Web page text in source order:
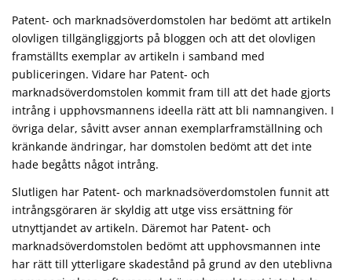
Patent- och marknadsöverdomstolen har bedömt att artikeln
olovligen tillgängliggjorts på bloggen och att det olovligen
framställts exemplar av artikeln i samband med
publiceringen. Vidare har Patent- och
marknadsöverdomstolen kommit fram till att det hade gjorts
intrång i upphovsmannens ideella rätt att bli namnangiven. I
övriga delar, såvitt avser annan exemplarframställning och
kränkande ändringar, har domstolen bedömt att det inte
hade begåtts något intrång.
Slutligen har Patent- och marknadsöverdomstolen funnit att
intrångsgöraren är skyldig att utge viss ersättning för
utnyttjandet av artikeln. Däremot har Patent- och
marknadsöverdomstolen bedömt att upphovsmannen inte
har rätt till ytterligare skadestånd på grund av den uteblivna